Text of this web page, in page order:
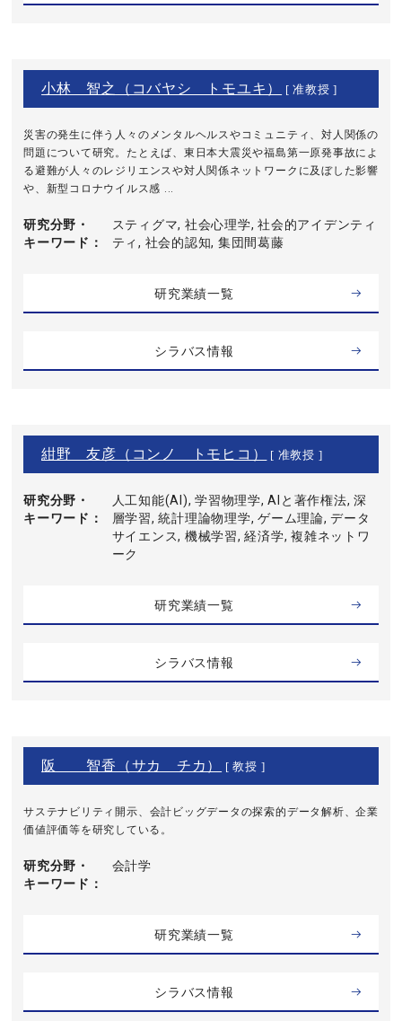
小林 智之（コバヤシ トモユキ） [ 准教授 ]
災害の発生に伴う人々のメンタルヘルスやコミュニティ、対人関係の
問題について研究。たとえば、東日本大震災や福島第一原発事故によ
る避難が人々のレジリエンスや対人関係ネットワークに及ぼした影響
や、新型コロナウイルス感 ...
研究分野・
キーワード
スティグマ, 社会心理学, 社会的アイデンティ
ティ, 社会的認知, 集団間葛藤
研究業績一覧
シラバス情報
紺野 友彦（コンノ トモヒコ） [ 准教授 ]
研究分野・
キーワード
人工知能(AI), 学習物理学, AIと著作権法, 深
層学習, 統計理論物理学, ゲーム理論, データ
サイエンス, 機械学習, 経済学, 複雑ネットワ
ーク
研究業績一覧
シラバス情報
阪 智香（サカ チカ） [ 教授 ]
サステナビリティ開示、会計ビッグデータの探索的データ解析、企業
価値評価等を研究している。
研究分野・
キーワード
会計学
研究業績一覧
シラバス情報